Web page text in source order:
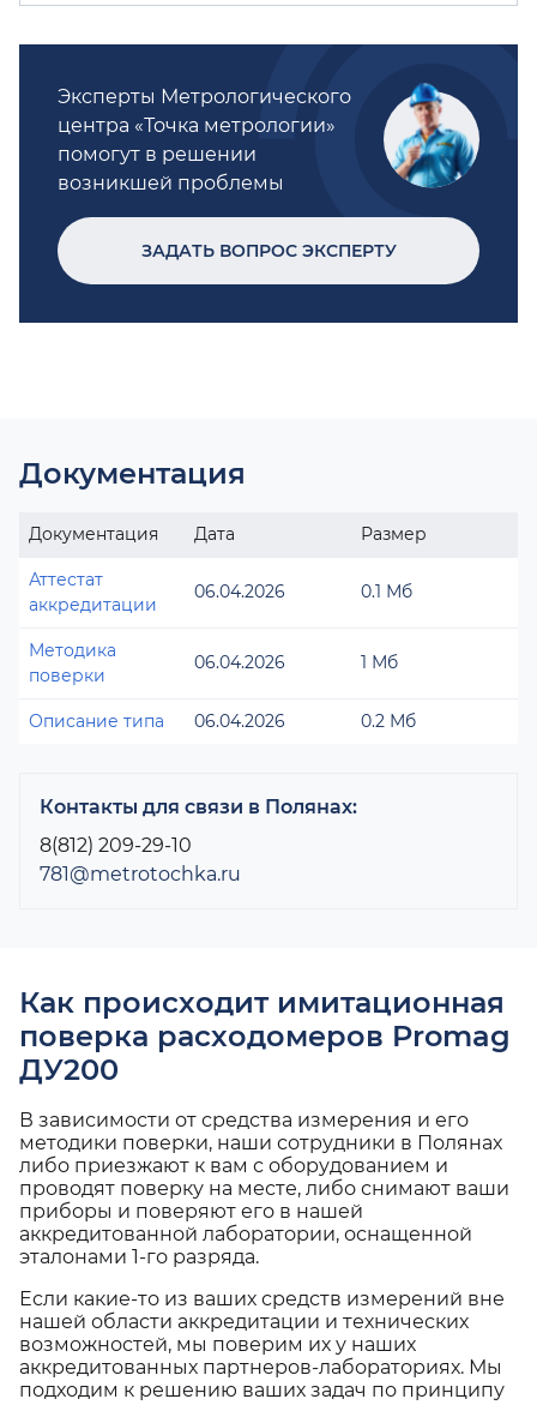
Эксперты Метрологического
центра «Точка метрологии»
помогут в решении
возникшей проблемы
ЗАДАТЬ ВОПРОС ЭКСПЕРТУ
Документация
Документация Дата Размер
Аттестат
аккредитации
06.04.2026 0.1 Мб
Методика
поверки
06.04.2026 1 Мб
Описание типа 06.04.2026 0.2 Мб
Контакты для связи в Полянах:
8(812) 209-29-10
781@metrotochka.ru
Как происходит имитационная
поверка расходомеров Promag
ДУ200
В зависимости от средства измерения и его
методики поверки, наши сотрудники в Полянах
либо приезжают к вам с оборудованием и
проводят поверку на месте, либо снимают ваши
приборы и поверяют его в нашей
аккредитованной лаборатории, оснащенной
эталонами 1-го разряда.
Если какие-то из ваших средств измерений вне
нашей области аккредитации и технических
возможностей, мы поверим их у наших
аккредитованных партнеров-лабораториях. Мы
подходим к решению ваших задач по принципу